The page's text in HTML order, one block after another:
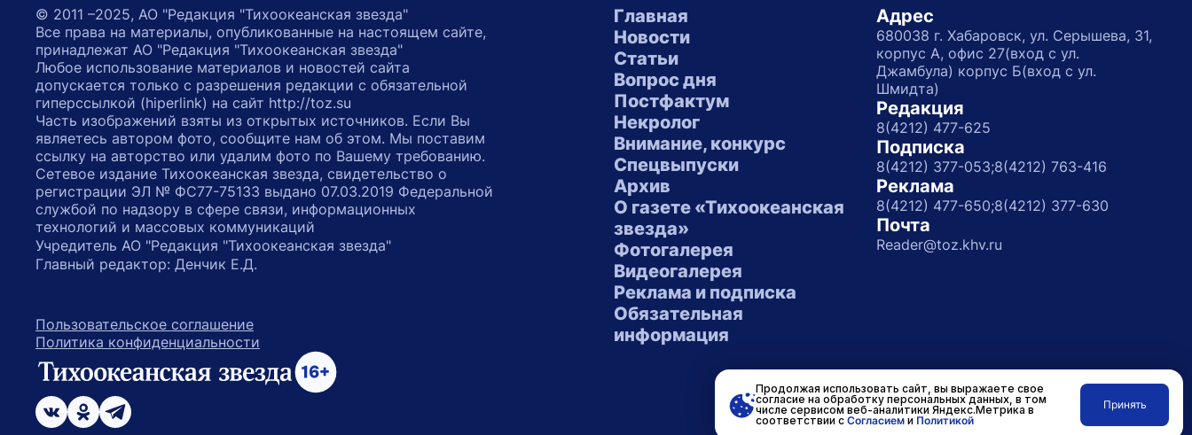
Главная
Новости
Статьи
Вопрос дня
Постфактум
Некролог
Внимание, конкурс
Спецвыпуски
Архив
О газете «Тихоокеанская
звезда»
Фотогалерея
Видеогалерея
Реклама и подписка
Обязательная
информация
Адрес
680038 г. Хабаровск, ул. Серышева, 31,
корпус А, офис 27(вход с ул.
Джамбула) корпус Б(вход с ул.
Шмидта)
Редакция
8(4212) 477-625
Подписка
8(4212) 377-053;8(4212) 763-416
Реклама
8(4212) 477-650;8(4212) 377-630
Почта
Reader@toz.khv.ru
© 2011 –2025, АО "Редакция "Тихоокеанская звезда"
Все права на материалы, опубликованные на настоящем сайте,
принадлежат АО "Редакция "Тихоокеанская звезда"
Любое использование материалов и новостей сайта
допускается только с разрешения редакции с обязательной
гиперссылкой (hiperlink) на сайт http://toz.su
Часть изображений взяты из открытых источников. Если Вы
являетесь автором фото, сообщите нам об этом. Мы поставим
ссылку на авторство или удалим фото по Вашему требованию.
Сетевое издание Тихоокеанская звезда, свидетельство о
регистрации ЭЛ № ФС77-75133 выдано 07.03.2019 Федеральной
службой по надзору в сфере связи, информационных
технологий и массовых коммуникаций
Учредитель АО "Редакция "Тихоокеанская звезда"
Главный редактор: Денчик Е.Д.
Пользовательское соглашение
Политика конфиденциальности
ссылка на главную
возрастное ограничение 16+
ссылка на страницу в Вконтакте
ссылка на страницу в Одноклассниках
ссылка на канал в Телеграмм Разработано вRASA
Продолжая использовать сайт, вы выражаете свое
согласие на обработку персональных данных, в том
числе сервисом веб-аналитики Яндекс.Метрика в
соответствии с Согласиеми Политикой
Принять